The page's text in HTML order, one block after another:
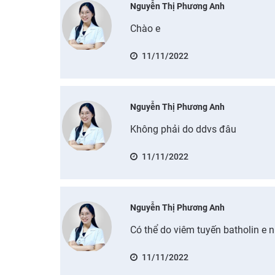
Nguyễn Thị Phương Anh
Chào e
11/11/2022
Nguyễn Thị Phương Anh
Không phải do ddvs đâu
11/11/2022
Nguyễn Thị Phương Anh
Có thể do viêm tuyến batholin e
11/11/2022